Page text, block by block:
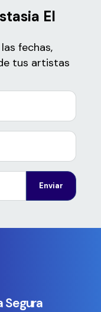
El
fechas,
tus artistas
Enviar
Segura